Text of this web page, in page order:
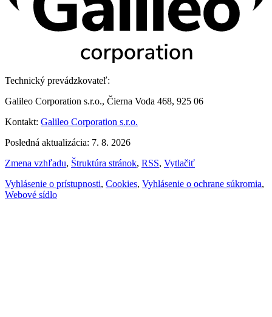
Technický prevádzkovateľ:
Galileo Corporation s.r.o., Čierna Voda 468, 925 06
Kontakt: Galileo Corporation s.r.o.
Posledná aktualizácia: 7. 8. 2026
Zmena vzhľadu, Štruktúra stránok, RSS, Vytlačiť
Vyhlásenie o prístupnosti, Cookies, Vyhlásenie o ochrane súkromia,
Webové sídlo